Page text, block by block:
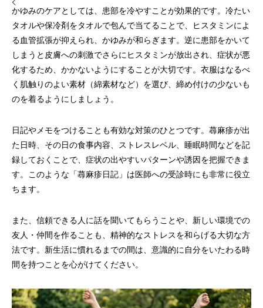
かゆみのケアとしては、患部を冷やすことが効果的です。冷たい
タオルや保冷剤をタオルで包んで当てることで、ヒスタミンによ
る血管拡張が抑えられ、かゆみが和らぎます。逆に患部をかいて
しまうと皮膚への刺激でさらにヒスタミンが放出され、症状が悪
化するため、かかないようにすることが大切です。衣服はなるべ
く肌触りのよい素材（綿素材など）を選び、締め付けの少ないも
のを着るようにしましょう。
日記やメモをつけることも有効な対策のひとつです。蕁麻疹が出
た日時、その日の食事内容、ストレスレベル、睡眠時間などを記
録しておくことで、症状の出やすいパターンや誘因を把握できま
す。このような「蕁麻疹日記」は医師への受診時にも非常に役立
ちます。
また、信頼できる人に話を聞いてもらうことや、新しい環境での
友人・仲間を作ることも、精神的なストレスを和らげる大切な方
法です。新生活に慣れるまでの間は、意識的に自分をいたわる時
間を持つことを心がけてください。